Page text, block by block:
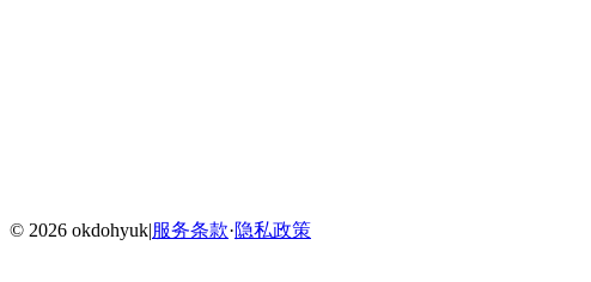
© 2026 okdohyuk|服务条款·隐私政策